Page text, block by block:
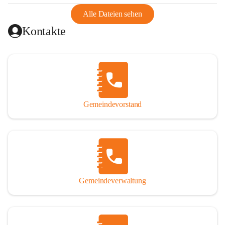
Aus diesem Grund war die Bevölkerung dazu gezwungen,
Schmuggel zu betreiben. Es kam oft zu nächtlichen
Überfällen und Schießereien. Erst mit dem Anschluss des
wirtschaftlich ging es bergauf. Dieser Aufschwung endete
1926. Es folgten Arbeitslosigkeit, Preissteigerung und
Unanbringlichkeit von Produkten. Daher wurde der
Anschluss an das Deutsche Reich begrüßt. Als der Zweite
Weltkrieg ausbrach, schwang die Stimmung um. Es starben
26 Männer an der Front, weitere 16 werden vermisst.
Von 1971 bis 1991 gehörte Wörterberg zur Gemeinde
Ollersdorf. Durch den Einsatz von mehreren Ortsansässigen
wurde Wörterberg 1991 wieder eine eigenständige
Die Gemeinde liegt im Südburgenland im Nordwesten des
Alle Dateien sehen
Kontakte
Gemeindevorstand
Gemeindeverwaltung